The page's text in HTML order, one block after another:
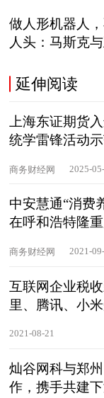
做人形机器人
人头：马斯克
延伸阅读
上海东证期货
统学雷锋活动
商务财经网 2025-
中安慧通“消费
在呼和浩特隆
商务财经网 2021-
互联网企业税
里、腾讯、小
2021-08-21
灿谷网科与郑
作，携手共建